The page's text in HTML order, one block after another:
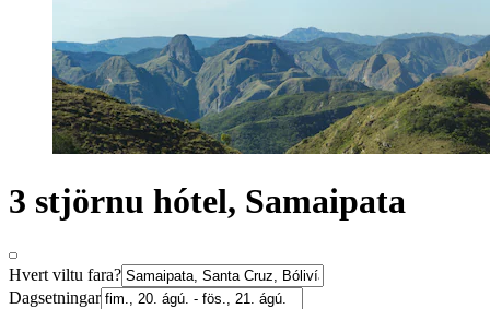
3 stjörnu hótel, Samaipata
Hvert viltu fara?
Dagsetningar